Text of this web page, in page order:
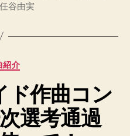
谷由実
紹介
ド作曲コン
選考通過